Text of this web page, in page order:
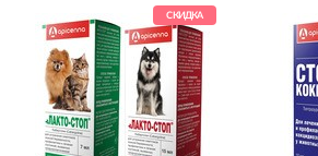
СКИДКА